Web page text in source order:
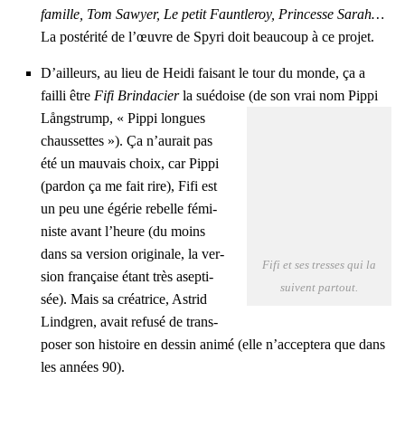
famille, Tom Sawyer, Le petit Faunt­le­roy, Prin­cesse Sarah…
La pos­té­ri­té de l’œuvre de Spy­ri doit beau­coup à ce pro­jet.
D’ailleurs, au lieu de Hei­di fai­sant le tour du monde, ça a
failli être Fifi Brin­da­cierla sué­doise (de son vrai nom Pip­pi
Lång­strump, « Pip­pi longues
Fifi et ses tresses qui la
suivent par­tout.
chaus­settes »). Ça n’au­rait pas
été un mau­vais choix, car Pip­pi
(par­don ça me fait rire), Fifi est
un peu une égé­rie rebelle fémi­
niste avant l’heure (du moins
dans sa ver­sion ori­gi­nale, la ver­
sion fran­çaise étant très asep­ti­
sée). Mais sa créa­trice, Astrid
Lind­gren, avait refu­sé de trans­
po­ser son his­toire en des­sin ani­mé (elle n’ac­cep­te­ra que dans
les années 90).